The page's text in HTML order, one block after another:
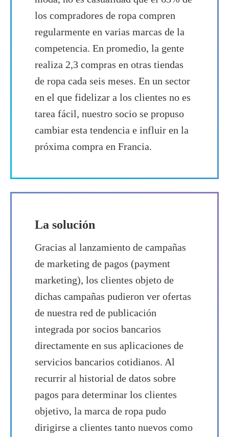
los compradores de ropa compren
regularmente en varias marcas de la
competencia. En promedio, la gente
realiza 2,3 compras en otras tiendas
de ropa cada seis meses. En un sector
en el que fidelizar a los clientes no es
tarea fácil, nuestro socio se propuso
cambiar esta tendencia e influir en la
próxima compra en Francia.
La solución
Gracias al lanzamiento de campañas
de marketing de pagos (payment
marketing), los clientes objeto de
dichas campañas pudieron ver ofertas
de nuestra red de publicación
integrada por socios bancarios
directamente en sus aplicaciones de
servicios bancarios cotidianos. Al
recurrir al historial de datos sobre
pagos para determinar los clientes
objetivo, la marca de ropa pudo
dirigirse a clientes tanto nuevos como